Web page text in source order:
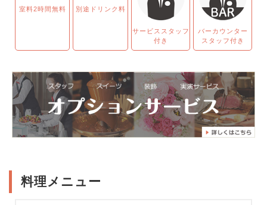
室料2時間無料 別途ドリンク料
サービススタッフ
付き
バーカウンター
スタッフ付き
料理メニュー